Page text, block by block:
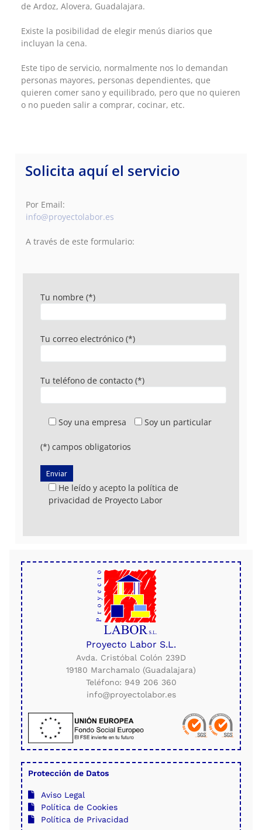
de Ardoz, Alovera, Guadalajara.
Existe la posibilidad de elegir menús diarios que
incluyan la cena.
Este tipo de servicio, normalmente nos lo demandan
personas mayores, personas dependientes, que
quieren comer sano y equilibrado, pero que no quieren
o no pueden salir a comprar, cocinar, etc.
Solicita aquí el servicio
Por Email:
info@proyectolabor.es
A través de este formulario:
Tu nombre (*)
Tu correo electrónico (*)
Tu teléfono de contacto (*)
Soy una empresa Soy un particular
(*) campos obligatorios
He leído y acepto la política de
privacidad de Proyecto Labor
Proyecto Labor S.L.
Avda. Cristóbal Colón 239D
19180 Marchamalo (Guadalajara)
Teléfono: 949 206 360
info@proyectolabor.es
Protección de Datos
Aviso Legal
Política de Cookies
Política de Privacidad